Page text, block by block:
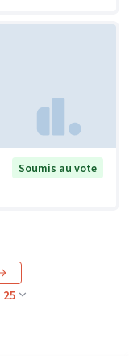
Soumis au vote
25